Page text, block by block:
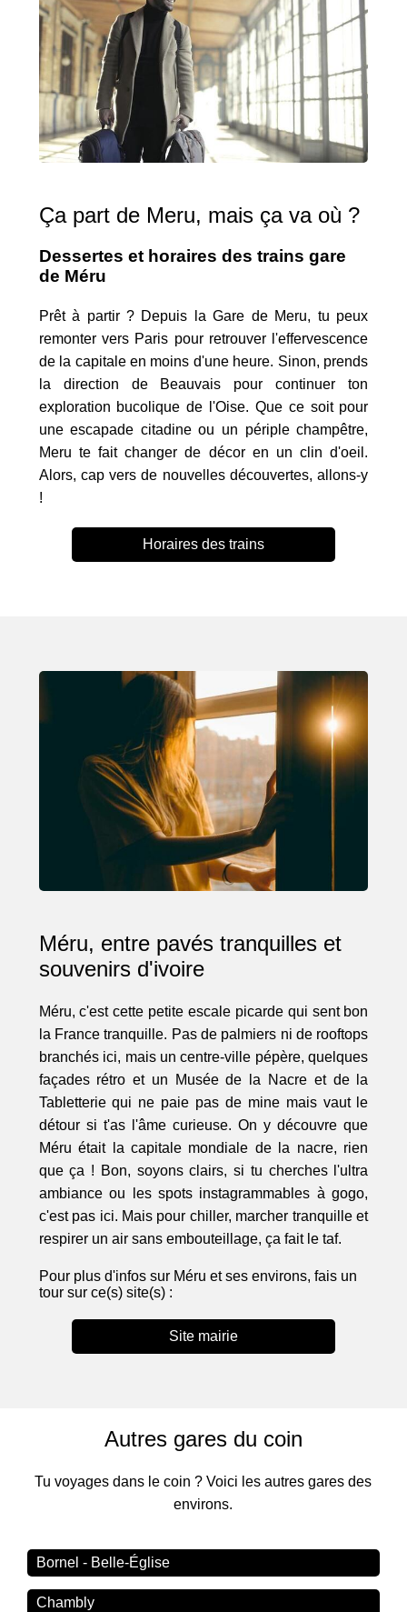
Ça part de Meru, mais ça va où ?
Dessertes et horaires des trains gare
de Méru
Prêt à partir ? Depuis la Gare de Meru, tu peux
remonter vers Paris pour retrouver l'effervescence
de la capitale en moins d'une heure. Sinon, prends
la direction de Beauvais pour continuer ton
exploration bucolique de l'Oise. Que ce soit pour
une escapade citadine ou un périple champêtre,
Meru te fait changer de décor en un clin d'oeil.
Alors, cap vers de nouvelles découvertes, allons-y
!
Horaires des trains
Méru, entre pavés tranquilles et
souvenirs d'ivoire
Méru, c'est cette petite escale picarde qui sent bon
la France tranquille. Pas de palmiers ni de rooftops
branchés ici, mais un centre-ville pépère, quelques
façades rétro et un Musée de la Nacre et de la
Tabletterie qui ne paie pas de mine mais vaut le
détour si t'as l'âme curieuse. On y découvre que
Méru était la capitale mondiale de la nacre, rien
que ça ! Bon, soyons clairs, si tu cherches l'ultra
ambiance ou les spots instagrammables à gogo,
c'est pas ici. Mais pour chiller, marcher tranquille et
respirer un air sans embouteillage, ça fait le taf.
Pour plus d'infos sur Méru et ses environs, fais un
tour sur ce(s) site(s) :
Site mairie
Autres gares du coin
Tu voyages dans le coin ? Voici les autres gares des
environs.
Bornel - Belle-Église
Chambly